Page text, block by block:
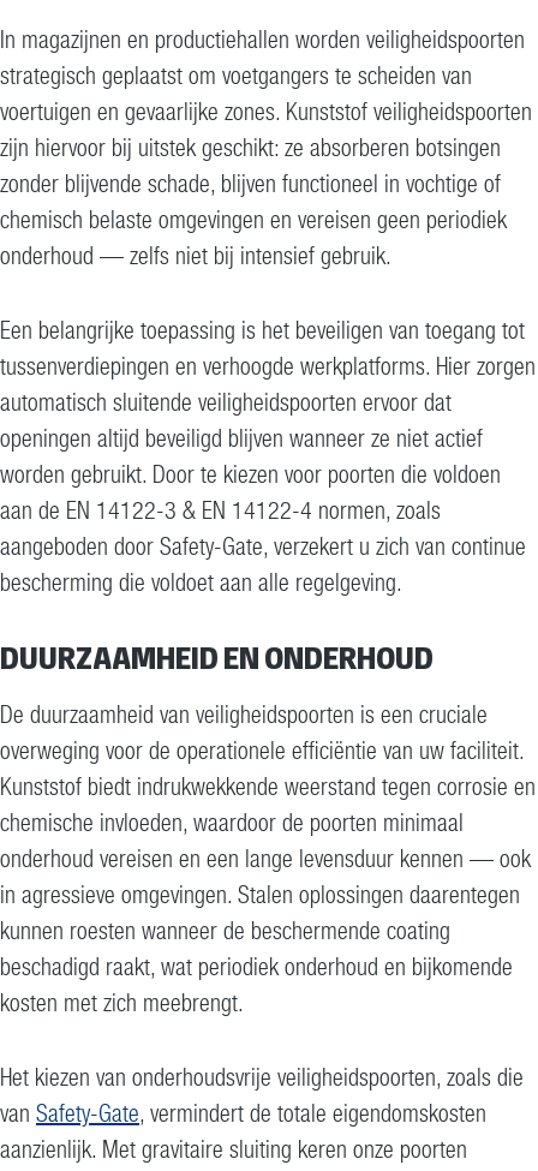
In magazijnen en productiehallen worden veiligheidspoorten
strategisch geplaatst om voetgangers te scheiden van
voertuigen en gevaarlijke zones. Kunststof veiligheidspoorten
zijn hiervoor bij uitstek geschikt: ze absorberen botsingen
zonder blijvende schade, blijven functioneel in vochtige of
chemisch belaste omgevingen en vereisen geen periodiek
onderhoud — zelfs niet bij intensief gebruik.
Een belangrijke toepassing is het beveiligen van toegang tot
tussenverdiepingen en verhoogde werkplatforms. Hier zorgen
automatisch sluitende veiligheidspoorten ervoor dat
openingen altijd beveiligd blijven wanneer ze niet actief
worden gebruikt. Door te kiezen voor poorten die voldoen
aan de EN 14122-3 & EN 14122-4 normen, zoals
aangeboden door Safety-Gate, verzekert u zich van continue
bescherming die voldoet aan alle regelgeving.
DUURZAAMHEID EN ONDERHOUD
De duurzaamheid van veiligheidspoorten is een cruciale
overweging voor de operationele efficiëntie van uw faciliteit.
Kunststof biedt indrukwekkende weerstand tegen corrosie en
chemische invloeden, waardoor de poorten minimaal
onderhoud vereisen en een lange levensduur kennen — ook
in agressieve omgevingen. Stalen oplossingen daarentegen
kunnen roesten wanneer de beschermende coating
beschadigd raakt, wat periodiek onderhoud en bijkomende
kosten met zich meebrengt.
Het kiezen van onderhoudsvrije veiligheidspoorten, zoals die
van Safety-Gate, vermindert de totale eigendomskosten
aanzienlijk. Met gravitaire sluiting keren onze poorten